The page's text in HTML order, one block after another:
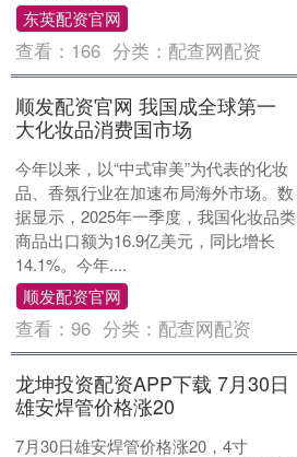
东英配资官网
查看： 166 分类： 配查网配资
顺发配资官网 我国成全球第一
大化妆品消费国市场
今年以来，以“中式审美”为代表的化妆
品、香氛行业在加速布局海外市场。数
据显示，2025年一季度，我国化妆品类
商品出口额为16.9亿美元，同比增长
14.1%。今年....
顺发配资官网
查看：96 分类： 配查网配资
龙坤投资配资APP下载 7月30日
雄安焊管价格涨20
7月30日雄安焊管价格涨20，4寸